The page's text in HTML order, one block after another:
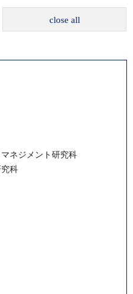
close all
ネジメント研究科
科